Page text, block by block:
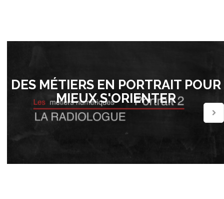
DES MÉTIERS EN PORTRAIT POUR
MIEUX S'ORIENTER